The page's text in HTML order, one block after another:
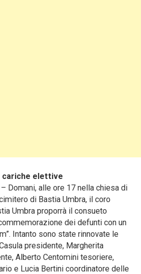
cariche elettive
– Domani, alle ore 17 nella chiesa di
di Bastia Umbra, il coro
Umbra proporrà il consueto
dei defunti con un
Intanto sono state rinnovate le
presidente, Margherita
Alberto Centomini tesoriere,
e Lucia Bertini coordinatore delle